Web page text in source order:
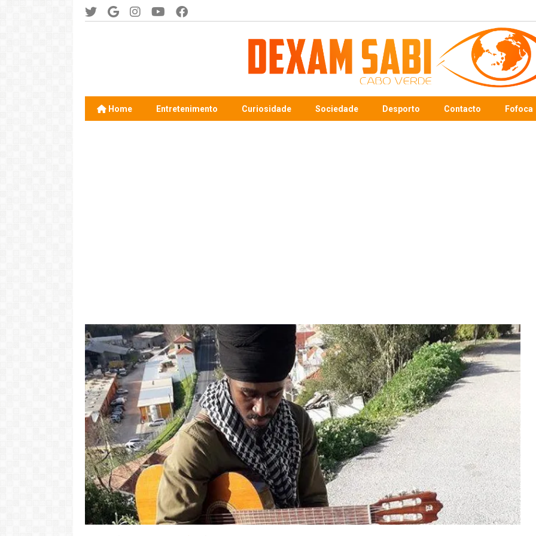
Home Entretenimento Curiosidade Sociedade Desporto Contacto Fofoca
"Com 16 anos fui para cama
com o Presidente "
LER MAIS
Video: Caboverdiana konta
motivo ki fazel larga
Portugal pa volta pa Cabo
Verde
LER MAIS
Video: Mãe e Pai
surpreendido na Cabo
Verde. Es ka sa speraba
LER MAIS